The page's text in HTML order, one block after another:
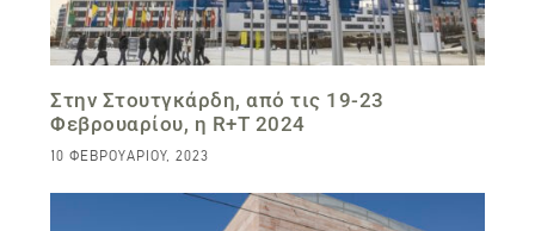
Στην Στουτγκάρδη, από τις 19-23
Φεβρουαρίου, η R+T 2024
10 ΦΕΒΡΟΥΑΡΊΟΥ, 2023